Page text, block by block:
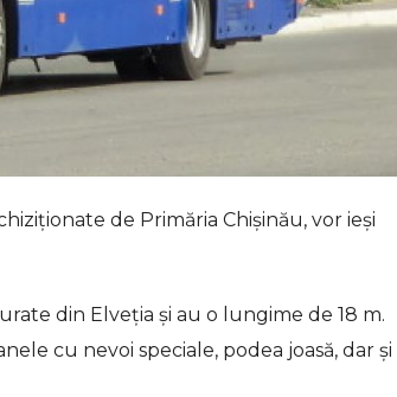
de Primăria Chișinău, vor ieși
din Elveția și au o lungime de 18 m.
cu nevoi speciale, podea joasă, dar și